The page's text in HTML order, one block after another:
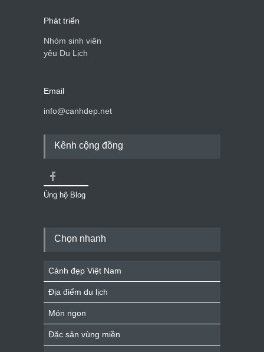
Phát triển
Nhóm sinh viên
yêu Du Lịch
Email
info@canhdep.net
Kênh cộng đồng
Ủng hộ Blog
Chọn nhanh
Cảnh đẹp Việt Nam
Địa điểm du lịch
Món ngon
Đặc sản vùng miền